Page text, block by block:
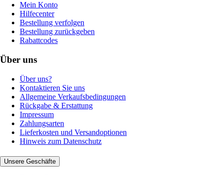
Mein Konto
Hilfecenter
Bestellung verfolgen
Bestellung zurückgeben
Rabattcodes
Über uns
Über uns?
Kontaktieren Sie uns
Allgemeine Verkaufsbedingungen
Rückgabe & Erstattung
Impressum
Zahlungsarten
Lieferkosten und Versandoptionen
Hinweis zum Datenschutz
Unsere Geschäfte